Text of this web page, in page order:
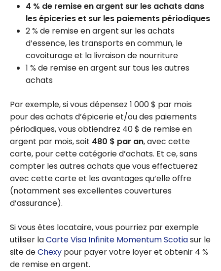
4 % de remise en argent sur les achats dans
les épiceries et sur les paiements périodiques
2 % de remise en argent sur les achats
d’essence, les transports en commun, le
covoiturage et la livraison de nourriture
1 % de remise en argent sur tous les autres
achats
Par exemple, si vous dépensez 1 000 $ par mois
pour des achats d’épicerie et/ou des paiements
périodiques, vous obtiendrez 40 $ de remise en
argent par mois, soit 480 $ par an, avec cette
carte, pour cette catégorie d’achats. Et ce, sans
compter les autres achats que vous effectuerez
avec cette carte et les avantages qu’elle offre
(notamment ses excellentes couvertures
d’assurance).
Si vous êtes locataire, vous pourriez par exemple
utiliser laCarte Visa Infinite Momentum Scotiasur le
site deChexy pour payer votre loyer et obtenir 4 %
de remise en argent.